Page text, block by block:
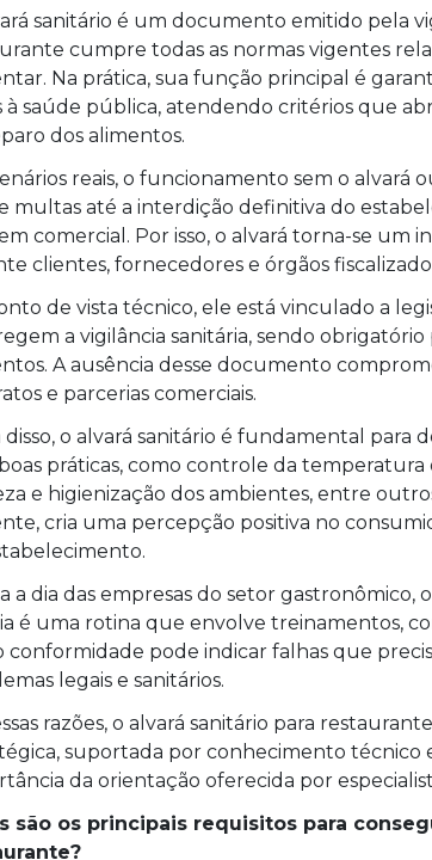
sanitário é um documento emitido pela
cumpre todas as normas vigentes
Na prática, sua função principal é
à saúde pública, atendendo critérios que
dos alimentos.
reais, o funcionamento sem o
multas até a interdição definitiva do
comercial. Por isso, o alvará torna-se um
clientes, fornecedores e órgãos
de vista técnico, ele está vinculado a
a vigilância sanitária, sendo
A ausência desse documento
e parcerias comerciais.
disso, o alvará sanitário é fundamental para
práticas, como controle da
e higienização dos ambientes, entre
cria uma percepção positiva no
a dia das empresas do setor gastronômico,
é uma rotina que envolve treinamentos,
conformidade pode indicar falhas que
legais e sanitários.
razões, o alvará sanitário para
suportada por conhecimento técnico
da orientação oferecida por
são os principais requisitos para